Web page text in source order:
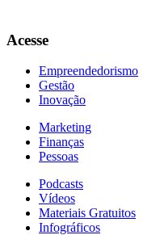
Acesse
Empreendedorismo
Gestão
Inovação
Marketing
Finanças
Pessoas
Podcasts
Vídeos
Materiais Gratuitos
Infográficos